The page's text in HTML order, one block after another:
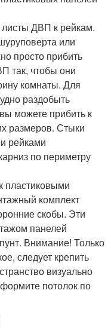
листы ДВП к рейкам.
или
просто прибить
так, чтобы они
комнаты. Для
раздобыть
можете прибить к
размеров. Стыки
рейками
по периметру
пластиковыми
комплект
скобы. Эти
панелей
Внимание! Только
следует крепить
визуально
потолок по